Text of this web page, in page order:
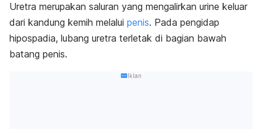
Uretra merupakan saluran yang mengalirkan urine keluar
dari kandung kemih melalui penis. Pada pengidap
hipospadia, lubang uretra terletak di bagian bawah
batang penis.
Iklan